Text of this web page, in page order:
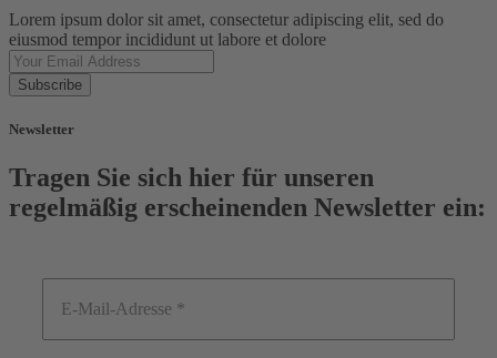
Lorem ipsum dolor sit amet, consectetur adipiscing elit, sed do
eiusmod tempor incididunt ut labore et dolore
Subscribe
Newsletter
Tragen Sie sich hier für unseren
regelmäßig erscheinenden Newsletter ein: